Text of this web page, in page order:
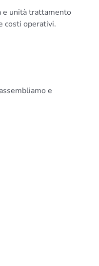
e unità trattamento
costi operativi.
e